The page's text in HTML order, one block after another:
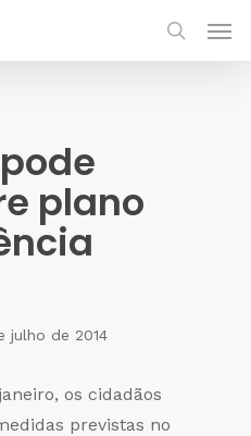
plano
julho de 2014
os cidadãos
previstas no